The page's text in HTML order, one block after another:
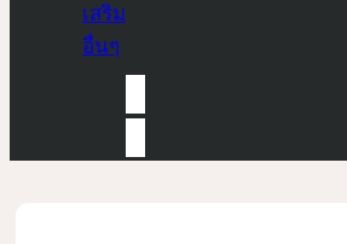
เสริม
อื่นๆ